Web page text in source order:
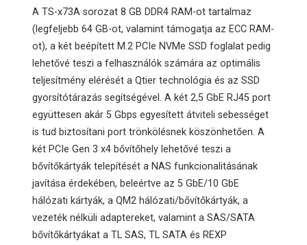
A TS-x73A sorozat 8 GB DDR4 RAM-ot tartalmaz
(legfeljebb 64 GB-ot, valamint támogatja az ECC RAM-
ot), a két beépített M.2 PCIe NVMe SSD foglalat pedig
lehetővé teszi a felhasználók számára az optimális
teljesítmény elérését a Qtier technológia és az SSD
gyorsítótárazás segítségével. A két 2,5 GbE RJ45 port
együttesen akár 5 Gbps egyesített átviteli sebességet
is tud biztosítani port trönkölésnek köszönhetően. A
két PCIe Gen 3 x4 bővítőhely lehetővé teszi a
bővítőkártyák telepítését a NAS funkcionalitásának
javítása érdekében, beleértve az 5 GbE/10 GbE
hálózati kártyák, a QM2 hálózati/bővítőkártyák, a
vezeték nélküli adaptereket, valamint a SAS/SATA
bővítőkártyákat a TL SAS, TL SATA és REXP